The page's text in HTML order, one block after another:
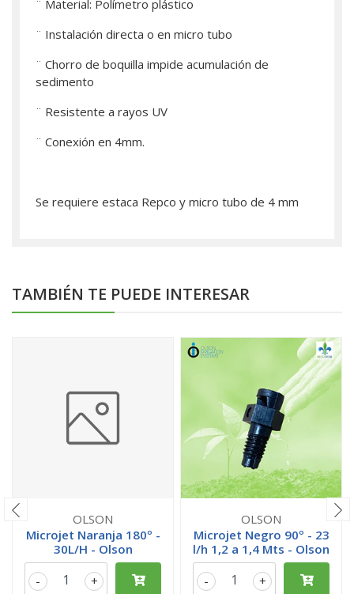
¨ Material: Polímetro plástico
¨ Instalación directa o en micro tubo
¨ Chorro de boquilla impide acumulación de
sedimento
¨ Resistente a rayos UV
¨ Conexión en 4mm.
Se requiere estaca Repco y micro tubo de 4 mm
TAMBIÉN TE PUEDE INTERESAR
OLSON
Microjet Naranja 180º -
30L/H - Olson
+
-
OLSON
Microjet Negro 90º - 23
l/h 1,2 a 1,4 Mts - Olson
+
-